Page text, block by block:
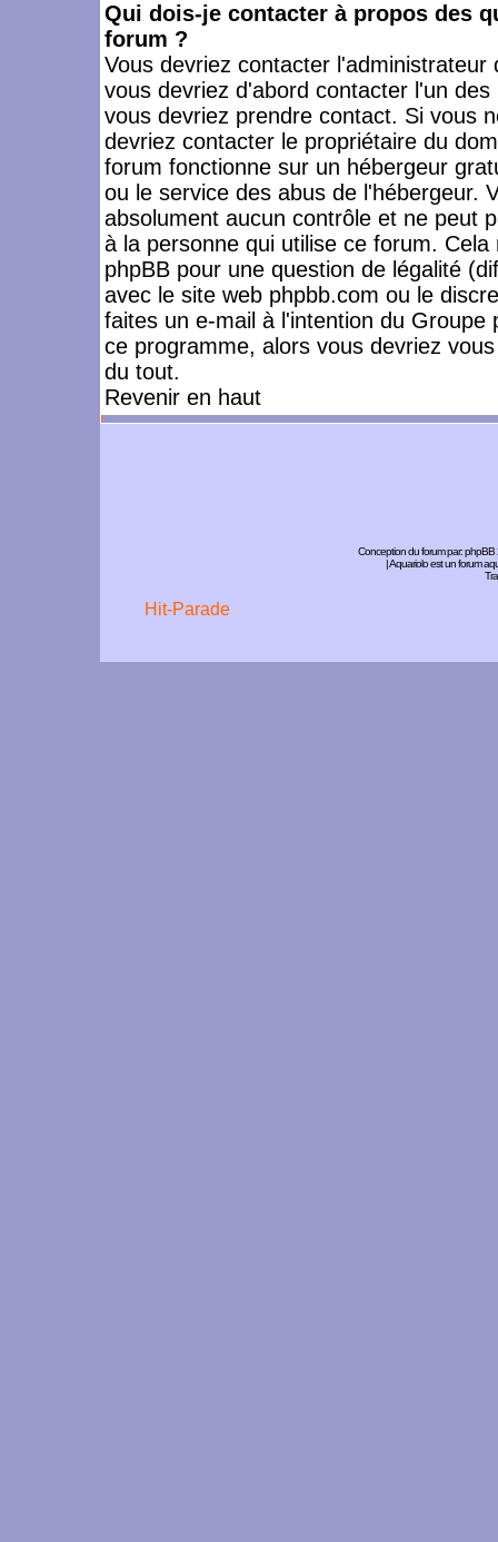
Qui dois-je contacter à propos des
forum ?
Vous devriez contacter
vous devriez d'abord contacter l'un
vous devriez prendre contact. Si vous
devriez contacter le propriétaire du
forum fonctionne sur un hébergeur
ou le service des abus de l'hébergeur.
absolument aucun contrôle et ne peut
à la personne qui utilise ce forum.
phpBB pour une question de légalité
avec le site web phpbb.com ou le
faites un e-mail à l'intention du
ce programme, alors vous devriez
du tout.
Revenir en haut
Conception du forum par:phpBB
| Aquariolo est un forum